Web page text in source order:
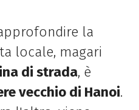
la
locale, magari
di strada, è
vecchio di Hanoi.